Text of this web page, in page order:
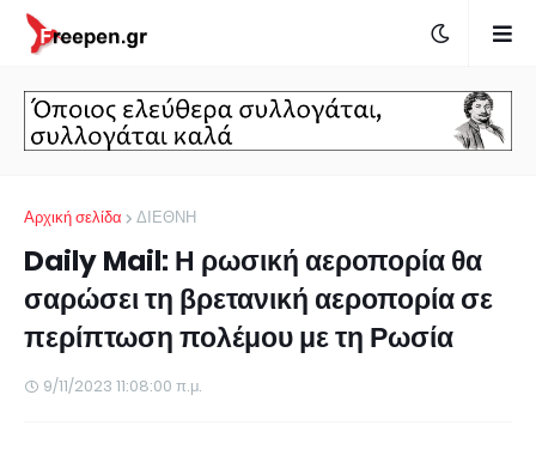
Αρχική σελίδα ΔΙΕΘΝΗ
Daily Mail: Η ρωσική αεροπορία θα
σαρώσει τη βρετανική αεροπορία σε
περίπτωση πολέμου με τη Ρωσία
9/11/2023 11:08:00 π.μ.